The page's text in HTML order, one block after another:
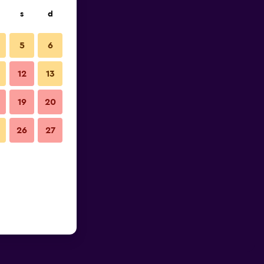
s d
5 6
12 13
19 20
26 27